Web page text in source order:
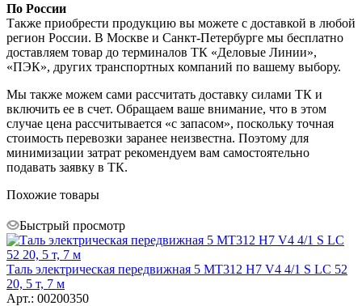
По России
Также приобрести продукцию вы можете с доставкой в любой
регион России. В Москве и Санкт-Петербурге мы бесплатно
доставляем товар до терминалов ТК «Деловые Линии»,
«ПЭК», других транспортных компаний по вашему выбору.
Мы также можем сами рассчитать доставку силами ТК и
включить ее в счет. Обращаем ваше внимание, что в этом
случае цена рассчитывается «с запасом», поскольку точная
стоимость перевозки заранее неизвестна. Поэтому для
минимизации затрат рекомендуем вам самостоятельно
подавать заявку в ТК.
Похожие товары
Быстрый просмотр
Таль электрическая передвижная 5 MT312 H7 V4 4/1 S LC 52
20, 5 т, 7 м
Арт.: 00200350